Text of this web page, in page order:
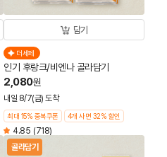
담기
더세페
인기 후랑크/비엔나 골라담기
2,080원
내일 8/7(금) 도착
최대 15% 중복쿠폰 4개 사면 32% 할인
4.85 (718)
골라담기